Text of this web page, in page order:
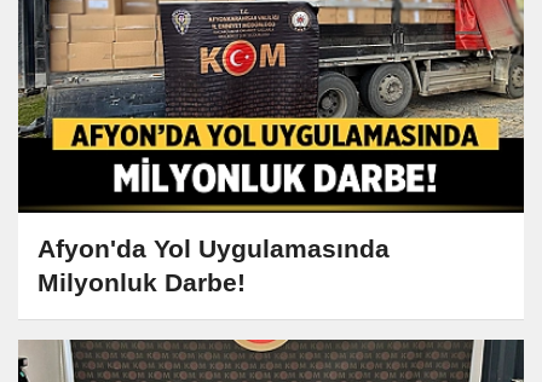
Afyon'da Yol Uygulamasında
Milyonluk Darbe!